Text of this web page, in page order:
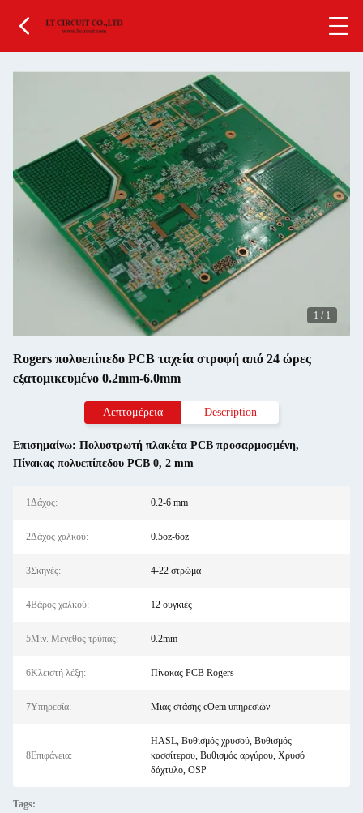
1 / 1
Rogers πολυεπίπεδο PCB ταχεία στροφή από 24 ώρες
εξατομικευμένο 0.2mm-6.0mm
Λεπτομέρεια Description
Επισημαίνω: Πολυστρωτή πλακέτα PCB προσαρμοσμένη,
Πίνακας πολυεπίπεδου PCB 0, 2 mm
1Δάχος: 0.2-6 mm
2Δάχος χαλκού: 0.5oz-6oz
3Σκηνές: 4-22 στρώμα
4Βάρος χαλκού: 12 ουγκιές
5Μίν. Μέγεθος τρύπας: 0.2mm
6Κλειστή λέξη: Πίνακας PCB Rogers
7Υπηρεσία: Μιας στάσης cOem υπηρεσιών
8Επιφάνεια:
HASL, Βυθισμός χρυσού, Βυθισμός
κασσίτερου, Βυθισμός αργύρου, Χρυσό
δάχτυλο, OSP
Tags: